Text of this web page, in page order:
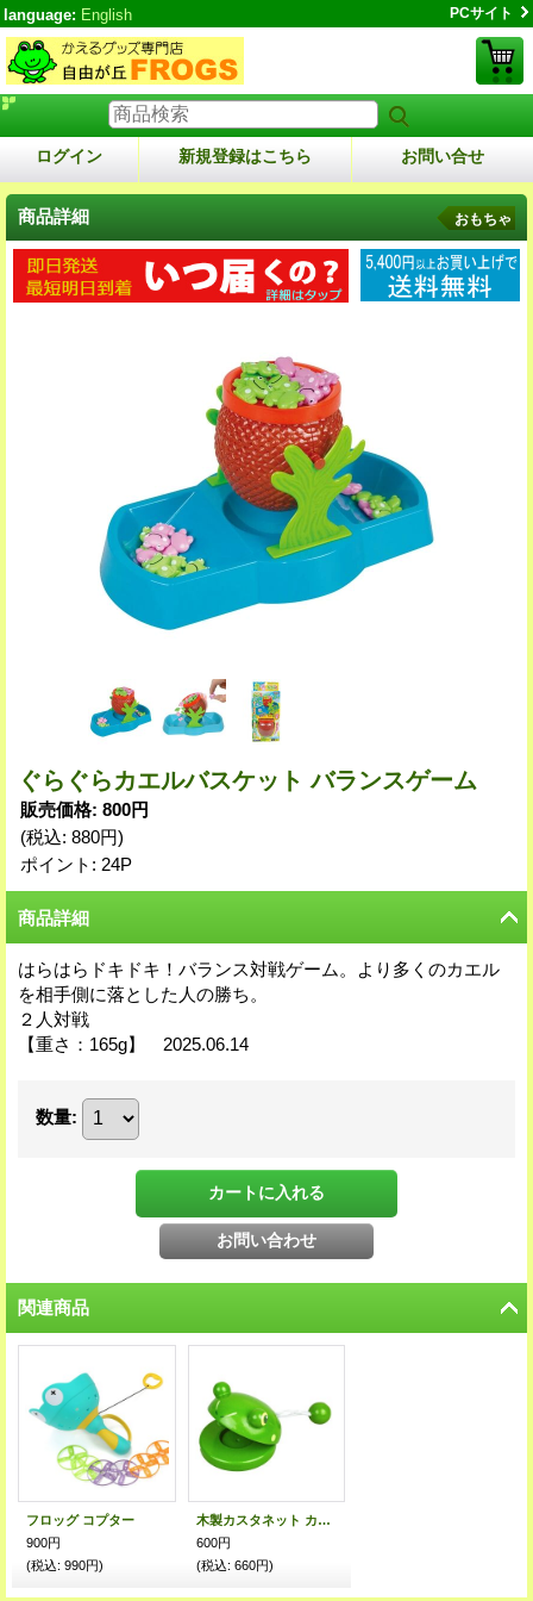
language: English PCサイト
ログイン 新規登録はこちら お問い合せ
商品詳細 おもちゃ
ぐらぐらカエルバスケット バランスゲーム
販売価格: 800円
(税込: 880円)
ポイント: 24P
商品詳細
はらはらドキドキ！バランス対戦ゲーム。より多くのカエル
を相手側に落とした人の勝ち。
２人対戦
【重さ：165g】 2025.06.14
数量:
関連商品
フロッグ コプター
900円
(税込: 990円)
木製カスタネット カエル
600円
(税込: 660円)